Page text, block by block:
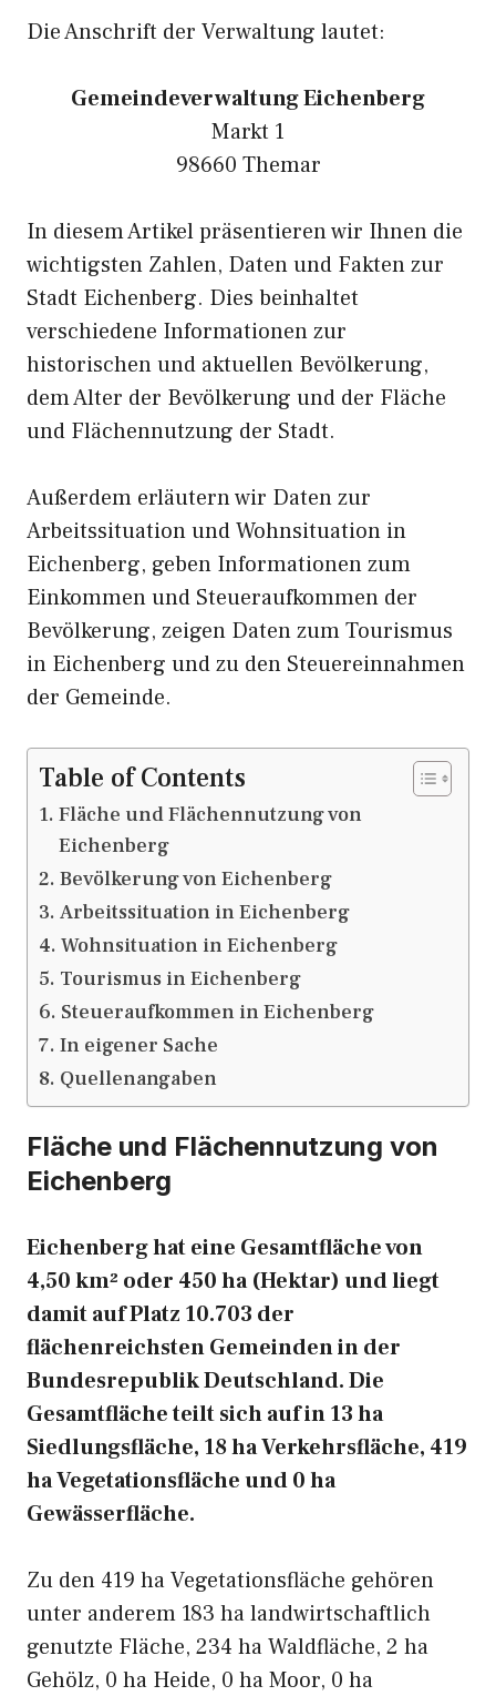
Die Anschrift der Verwaltung lautet:
Gemeindeverwaltung Eichenberg
Markt 1
98660 Themar
In diesem Artikel präsentieren wir Ihnen die
wichtigsten Zahlen, Daten und Fakten zur
Stadt Eichenberg. Dies beinhaltet
verschiedene Informationen zur
historischen und aktuellen Bevölkerung,
dem Alter der Bevölkerung und der Fläche
und Flächennutzung der Stadt.
Außerdem erläutern wir Daten zur
Arbeitssituation und Wohnsituation in
Eichenberg, geben Informationen zum
Einkommen und Steueraufkommen der
Bevölkerung, zeigen Daten zum Tourismus
in Eichenberg und zu den Steuereinnahmen
der Gemeinde.
Table of Contents
Fläche und Flächennutzung von
Eichenberg
Bevölkerung von Eichenberg
Arbeitssituation in Eichenberg
Wohnsituation in Eichenberg
Tourismus in Eichenberg
Steueraufkommen in Eichenberg
In eigener Sache
Quellenangaben
Fläche und Flächennutzung von
Eichenberg
Eichenberg hat eine Gesamtfläche von
4,50 km² oder 450 ha (Hektar) und liegt
damit auf Platz 10.703 der
flächenreichsten Gemeinden in der
Bundesrepublik Deutschland. Die
Gesamtfläche teilt sich auf in 13 ha
Siedlungsfläche, 18 ha Verkehrsfläche, 419
ha Vegetationsfläche und 0 ha
Gewässerfläche.
Zu den 419 ha Vegetationsfläche gehören
unter anderem 183 ha landwirtschaftlich
genutzte Fläche, 234 ha Waldfläche, 2 ha
Gehölz, 0 ha Heide, 0 ha Moor, 0 ha